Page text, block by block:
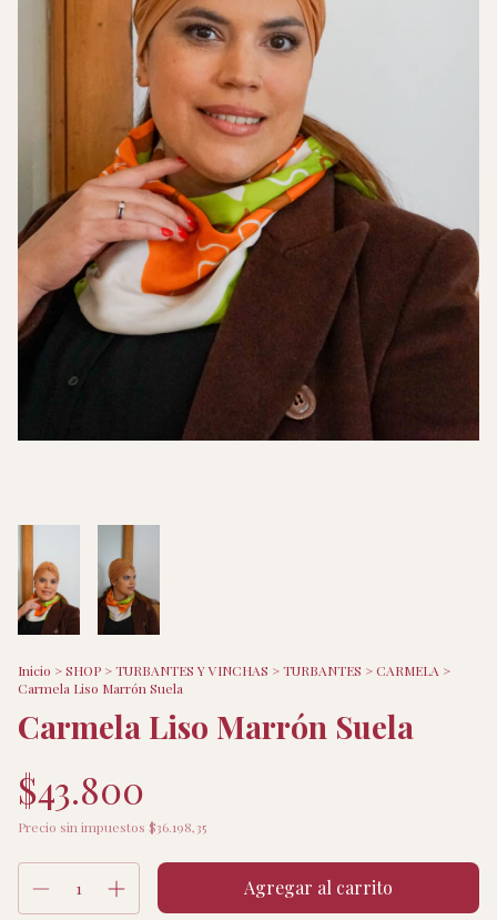
Inicio >SHOP >TURBANTES Y VINCHAS >TURBANTES >CARMELA >
Carmela Liso Marrón Suela
Carmela Liso Marrón Suela
$43.800
Precio sin impuestos $36.198,35